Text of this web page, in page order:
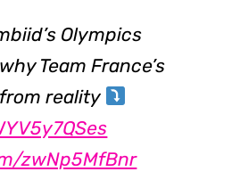
Olympics
Team France’s
from reality
zwNp5MfBnr